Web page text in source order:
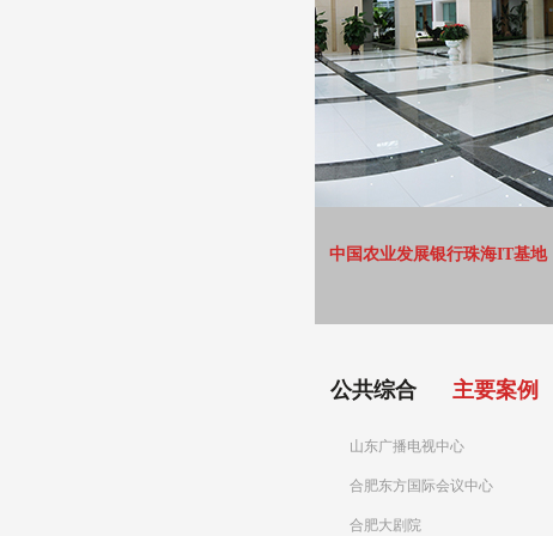
中国农业发展银行珠海IT基地
公共综合 主要案例
山东广播电视中心
合肥东方国际会议中心
合肥大剧院